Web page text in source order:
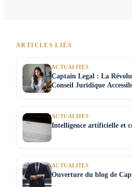
ARTICLES LIÉS
ACTUALITES
Captain Legal : La
Conseil Juridique
ACTUALITES
Intelligence artificielle et
ACTUALITES
Ouverture du blog de